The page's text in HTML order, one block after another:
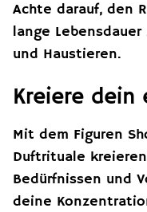
Achte darauf, den
lange
und Haustieren.
Kreiere
Mit dem Figuren
Duftrituale
Bedürfnissen und
deine